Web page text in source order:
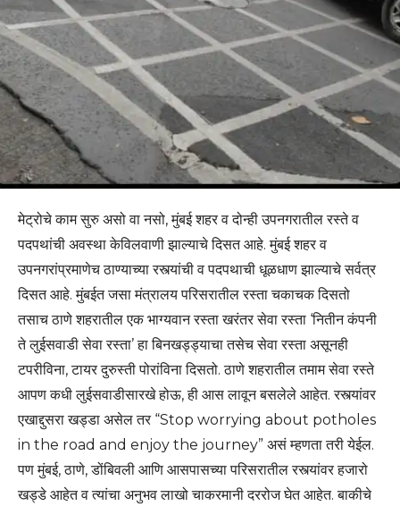
मेट्रोचे काम सुरु असो वा नसो, मुंबई शहर व दोन्ही उपनगरातील रस्ते व
पदपथांची अवस्था केविलवाणी झाल्याचे दिसत आहे. मुंबई शहर व
उपनगरांप्रमाणेच ठाण्याच्या रस्त्यांची व पदपथाची धूळधाण झाल्याचे सर्वत्र
दिसत आहे. मुंबईत जसा मंत्रालय परिसरातील रस्ता चकाचक दिसतो
तसाच ठाणे शहरातील एक भाग्यवान रस्ता खरंतर सेवा रस्ता ‘नितीन कंपनी
ते लुईसवाडी सेवा रस्ता’ हा बिनखड्ड्याचा तसेच सेवा रस्ता असूनही
टपरीविना, टायर दुरुस्ती पोरांविना दिसतो. ठाणे शहरातील तमाम सेवा रस्ते
आपण कधी लुईसवाडीसारखे होऊ, ही आस लावून बसलेले आहेत. रस्त्यांवर
एखाद्दुसरा खड्डा असेल तर “Stop worrying about potholes
in the road and enjoy the journey” असं म्हणता तरी येईल.
पण मुंबई, ठाणे, डोंबिवली आणि आसपासच्या परिसरातील रस्त्यांवर हजारो
खड्डे आहेत व त्यांचा अनुभव लाखो चाकरमानी दररोज घेत आहेत. बाकीचे